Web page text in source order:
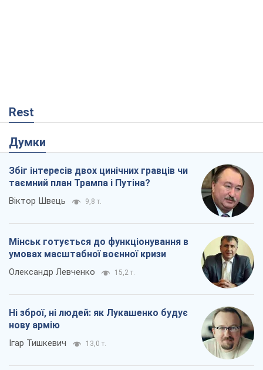
Rest
Думки
Збіг інтересів двох цинічних гравців чи
таємний план Трампа і Путіна?
Віктор Швець 9,8 т.
Мінськ готується до функціонування в
умовах масштабної воєнної кризи
Олександр Левченко 15,2 т.
Ні зброї, ні людей: як Лукашенко будує
нову армію
Ігар Тишкевич 13,0 т.